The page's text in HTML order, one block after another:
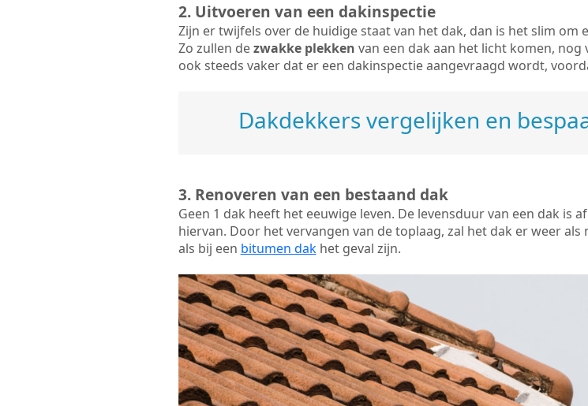
2. Uitvoeren van een dakinspectie
Zijn er twijfels over de huidige staat van het dak, dan is het slim
Zo zullen dezwakke plekken van een dak aan het licht komen,
ook steeds vaker dat er een dakinspectie aangevraagd wordt,
Dakdekkers vergelijken en
3. Renoveren van een bestaand dak
Geen 1 dak heeft het eeuwige leven. De levensduur van een dak is
hiervan. Door het vervangen van de toplaag, zal het dak er weer
als bij een bitumen dakhet geval zijn.